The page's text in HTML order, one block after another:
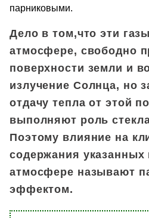
парниковыми.
Дело в том,что эти
атмосфере, свободно
поверхности земли и
излучение Солнца, но
отдачу тепла от этой
выполняют роль
Поэтому влияние на
содержания указанных
атмосфере называют
эффектом.